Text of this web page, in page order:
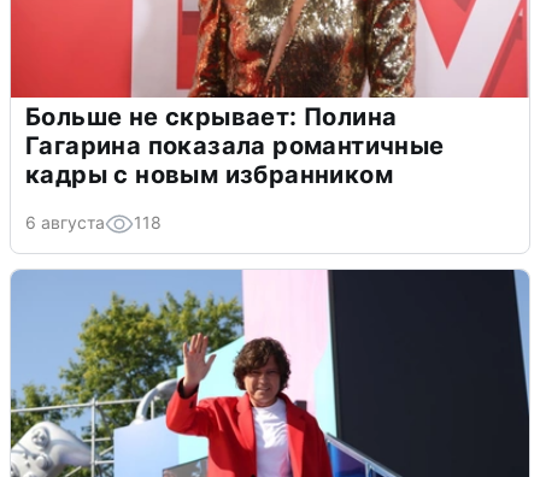
Больше не скрывает: Полина
Гагарина показала романтичные
кадры с новым избранником
6 августа 118